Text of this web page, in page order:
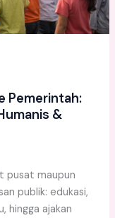
Pemerintah:
&
pusat maupun
publik: edukasi,
hingga ajakan